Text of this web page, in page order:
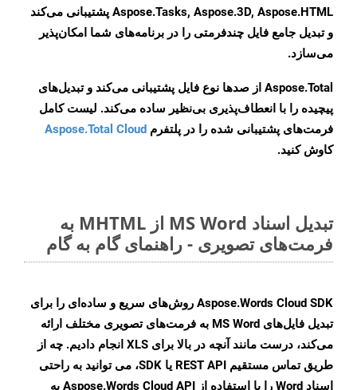
Aspose.Tasks, Aspose.3D, Aspose.HTML پشتیبانی می‌کند
و تبدیل جامع فایل چندفرمتی را در برنامه‌های شما امکان‌پذیر
می‌سازد.
Aspose.Total از صدها نوع فایل پشتیبانی می‌کند و تبدیل‌های
پیچیده را با انعطاف‌پذیری بی‌نظیر ساده می‌کند. لیست کامل
فرمت‌های پشتیبانی شده را در پلتفرم Aspose.Total Cloud
کاوش کنید.
تبدیل اسناد MS Word از MHTML به
فرمت‌های تصویری - راهنمای گام به گام
Aspose.Words Cloud SDK روش‌های سریع و ساده‌ای را برای
تبدیل فایل‌های MS Word به فرمت‌های تصویری مختلف ارائه
می‌کند، درست مانند آنچه در بالا برای XLS انجام دادیم. چه از
طریق تماس مستقیم REST API یا SDK، می توانید به راحتی
اسناد Word را با استفاده از Aspose.Words Cloud API به